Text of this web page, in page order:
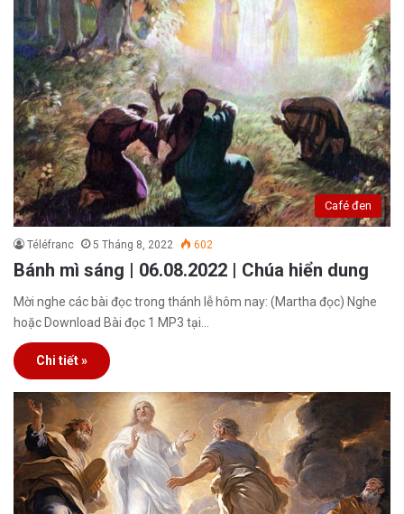
Café đen
Téléfranc 5 Tháng 8, 2022 602
Bánh mì sáng | 06.08.2022 | Chúa hiển dung
Mời nghe các bài đọc trong thánh lễ hôm nay: (Martha đọc) Nghe
hoặc Download Bài đọc 1 MP3 tại…
Chi tiết »